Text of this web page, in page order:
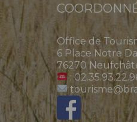
Office de
6 Place Notre
76270
: